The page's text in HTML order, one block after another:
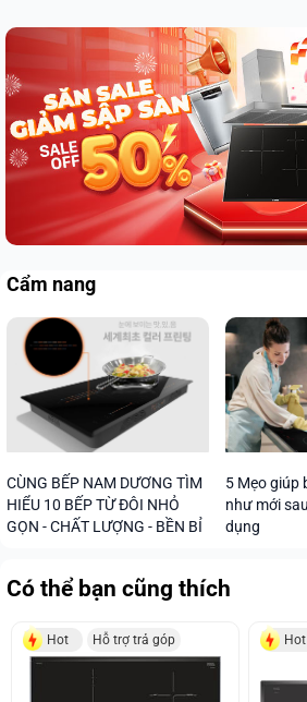
Cẩm nang
CÙNG BẾP NAM DƯƠNG TÌM
HIỂU 10 BẾP TỪ ĐÔI NHỎ
GỌN - CHẤT LƯỢNG - BỀN BỈ
5 Mẹo giúp
như mới
dụng
Có thể bạn cũng thích
Hot Hỗ trợ trả góp Hot